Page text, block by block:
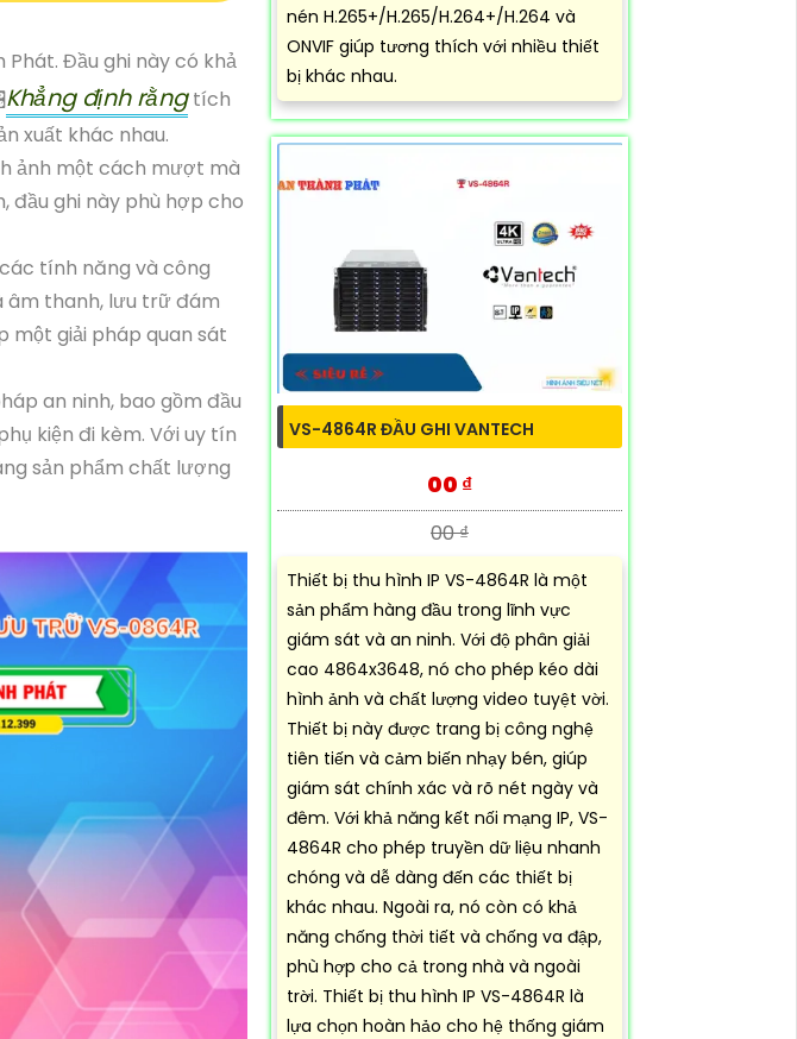
Đầu ghi này có khả
Khẳng định rằngtích
xuất khác nhau.
ảnh một cách mượt mà
đầu ghi này phù hợp cho
tính năng và công
âm thanh, lưu trữ đám
một giải pháp quan sát
an ninh, bao gồm đầu
kiện đi kèm. Với uy tín
sản phẩm chất lượng
nén H.265+/H.265/H.264+/H.264 và
ONVIF giúp tương thích với nhiều thiết
bị khác nhau.
VS-4864R ĐẦU GHI VANTECH
00 ₫
00 ₫
Thiết bị thu hình IP VS-4864R là một
sản phẩm hàng đầu trong lĩnh vực
giám sát và an ninh. Với độ phân giải
cao 4864x3648, nó cho phép kéo dài
hình ảnh và chất lượng video tuyệt vời.
Thiết bị này được trang bị công nghệ
tiên tiến và cảm biến nhạy bén, giúp
giám sát chính xác và rõ nét ngày và
đêm. Với khả năng kết nối mạng IP, VS-
4864R cho phép truyền dữ liệu nhanh
chóng và dễ dàng đến các thiết bị
khác nhau. Ngoài ra, nó còn có khả
năng chống thời tiết và chống va đập,
phù hợp cho cả trong nhà và ngoài
trời. Thiết bị thu hình IP VS-4864R là
lựa chọn hoàn hảo cho hệ thống giám